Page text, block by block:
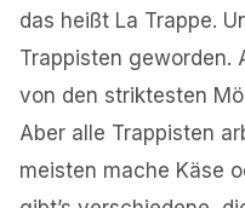
das heißt La Trappe.
Trappisten geworden.
von den striktesten
Aber alle Trappisten
meisten mache Käse